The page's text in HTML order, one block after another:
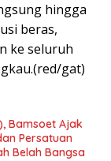
hingga
beras,
ke seluruh
gat)
Bamsoet Ajak
Persatuan
Belah Bangsa